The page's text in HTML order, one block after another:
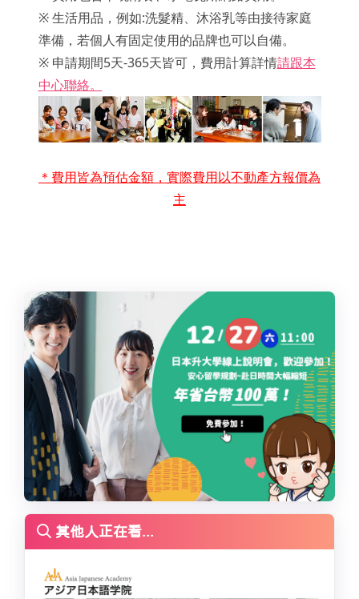
※ 生活用品，例如:洗髮精、沐浴乳等由接待家庭
準備，若個人有固定使用的品牌也可以自備。
※ 申請期間5天-365天皆可，費用計算詳情請跟本
中心聯絡。
＊費用皆為預估金額，實際費用以不動產方報價為
主
其他人正在看...